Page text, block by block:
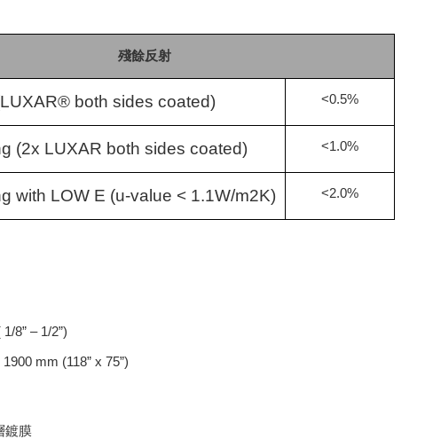
殘餘反射
both sides coated) <0.5%
(2x LUXAR both sides coated) <1.0%
with LOW E (u-value < 1.1W/m2K) <2.0%
8” – 1/2”)
1900 mm (118” x 75”)
鍍膜